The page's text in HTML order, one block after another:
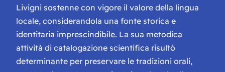
Livigni sostenne con vigore il valore della lingua
locale, considerandola una fonte storica e
identitaria imprescindibile. La sua metodica
attività di catalogazione scientifica risultò
determinante per preservare le tradizioni orali,